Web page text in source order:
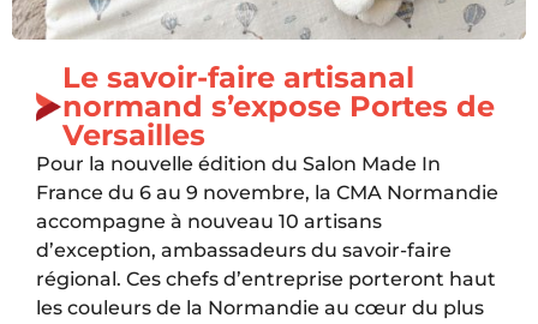
Le savoir-faire artisanal
normand s’expose Portes de
Versailles
Pour la nouvelle édition du Salon Made In
France du 6 au 9 novembre, la CMA Normandie
accompagne à nouveau 10 artisans
d’exception, ambassadeurs du savoir-faire
régional. Ces chefs d’entreprise porteront haut
les couleurs de la Normandie au cœur du plus